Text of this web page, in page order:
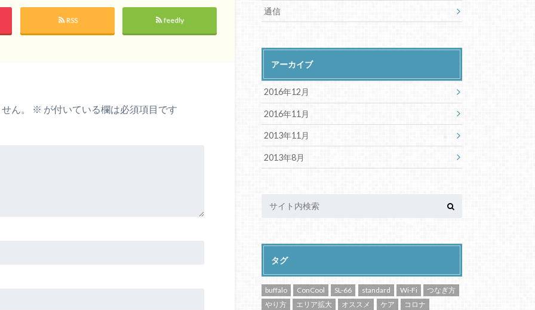
RSS feedly
ん。 ※ が付いている欄は必須項目です
通信
アーカイブ
2016年12月
2016年11月
2013年11月
2013年8月
タグ
buffalo ConCool SL-66 standard Wi-Fi
つなぎ方
やり方
エリア拡大 オススメ ケア
コロナ